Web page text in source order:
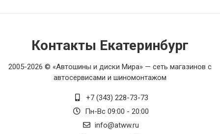
Контакты Екатеринбург
2005-2026 © «Автошины и диски Мира» — сеть магазинов с
автосервисами и шиномонтажом
+7 (343) 228-73-73
Пн-Вс 09:00 - 20:00
info@atww.ru